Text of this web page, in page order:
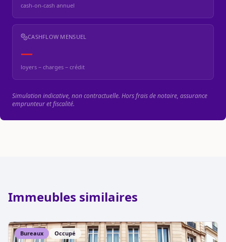
cash-on-cash annuel
CASHFLOW MENSUEL
—
loyers − charges − crédit
Simulation indicative, non contractuelle. Hors frais de notaire, assurance
emprunteur et fiscalité.
Immeubles similaires
Bureaux Occupé